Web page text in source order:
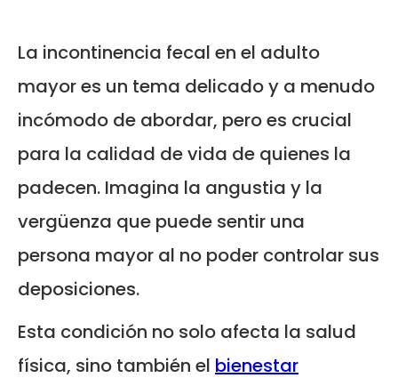
La incontinencia fecal en el adulto
mayor es un tema delicado y a menudo
incómodo de abordar, pero es crucial
para la calidad de vida de quienes la
padecen. Imagina la angustia y la
vergüenza que puede sentir una
persona mayor al no poder controlar sus
deposiciones.
Esta condición no solo afecta la salud
física, sino también el bienestar